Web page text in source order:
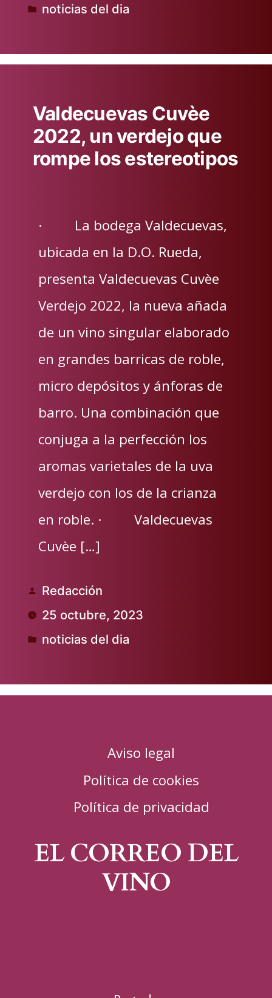
porPublicado
noticias del dia
Valdecuevas Cuvèe
2022, un verdejo que
rompe los estereotipos
· La bodega Valdecuevas,
ubicada en la D.O. Rueda,
presenta Valdecuevas Cuvèe
Verdejo 2022, la nueva añada
de un vino singular elaborado
en grandes barricas de roble,
micro depósitos y ánforas de
barro. Una combinación que
conjuga a la perfección los
aromas varietales de la uva
verdejo con los de la crianza
en roble. · Valdecuevas
Cuvèe […]
Publicado
por
Redacción
25 octubre, 2023
Publicado
noticias del dia
Aviso legal
Política de cookies
Política de privacidad
EL CORREO DEL
VINO